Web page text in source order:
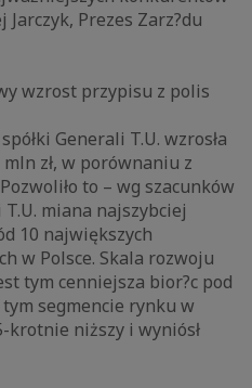
Prezes Zarz?du
wzrost przypisu z polis
Generali T.U. wzrosła
zł, w porównaniu z
to – wg szacunków
miana najszybciej
10 największych
w Polsce. Skala rozwoju
tym cenniejsza bior?c pod
segmencie rynku w
krotnie niższy i wyniósł